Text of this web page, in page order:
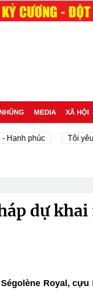
MEDIA XÃ HỘI
Tôi yêu Tổ
dự khai
Royal,